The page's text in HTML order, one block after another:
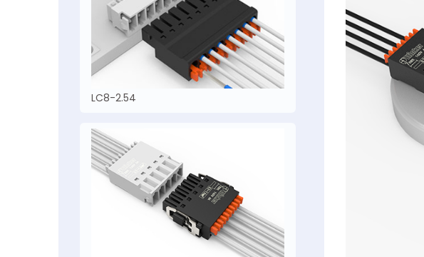
LC8-2.54